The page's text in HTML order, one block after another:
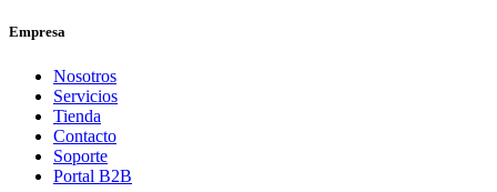
Empresa
Nosotros
Servicios
Tienda
Contacto
Soporte
Portal B2B